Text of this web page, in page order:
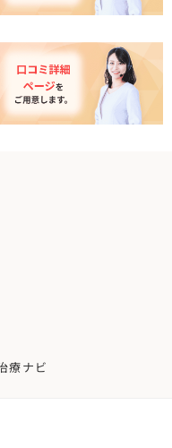
療ナビ